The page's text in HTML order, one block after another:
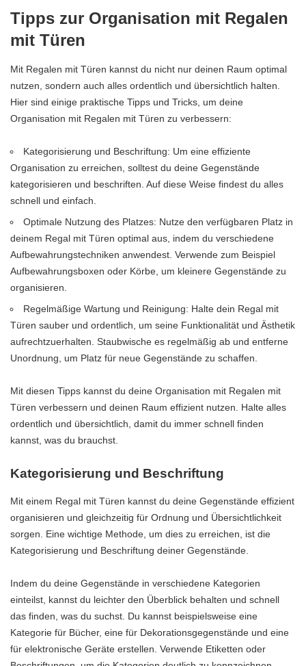
Tipps zur Organisation mit Regalen
mit Türen
Mit Regalen mit Türen kannst du nicht nur deinen Raum optimal
nutzen, sondern auch alles ordentlich und übersichtlich halten.
Hier sind einige praktische Tipps und Tricks, um deine
Organisation mit Regalen mit Türen zu verbessern:
Kategorisierung und Beschriftung: Um eine effiziente
Organisation zu erreichen, solltest du deine Gegenstände
kategorisieren und beschriften. Auf diese Weise findest du alles
schnell und einfach.
Optimale Nutzung des Platzes: Nutze den verfügbaren Platz in
deinem Regal mit Türen optimal aus, indem du verschiedene
Aufbewahrungstechniken anwendest. Verwende zum Beispiel
Aufbewahrungsboxen oder Körbe, um kleinere Gegenstände zu
organisieren.
Regelmäßige Wartung und Reinigung: Halte dein Regal mit
Türen sauber und ordentlich, um seine Funktionalität und Ästhetik
aufrechtzuerhalten. Staubwische es regelmäßig ab und entferne
Unordnung, um Platz für neue Gegenstände zu schaffen.
Mit diesen Tipps kannst du deine Organisation mit Regalen mit
Türen verbessern und deinen Raum effizient nutzen. Halte alles
ordentlich und übersichtlich, damit du immer schnell finden
kannst, was du brauchst.
Kategorisierung und Beschriftung
Mit einem Regal mit Türen kannst du deine Gegenstände effizient
organisieren und gleichzeitig für Ordnung und Übersichtlichkeit
sorgen. Eine wichtige Methode, um dies zu erreichen, ist die
Kategorisierung und Beschriftung deiner Gegenstände.
Indem du deine Gegenstände in verschiedene Kategorien
einteilst, kannst du leichter den Überblick behalten und schnell
das finden, was du suchst. Du kannst beispielsweise eine
Kategorie für Bücher, eine für Dekorationsgegenstände und eine
für elektronische Geräte erstellen. Verwende Etiketten oder